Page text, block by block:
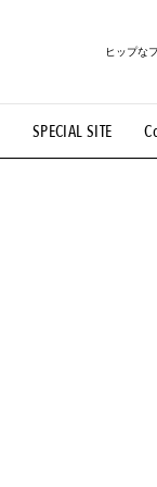
SPECIAL SITE
ヒップな
#路地裏てぃーん。
#MOVIE